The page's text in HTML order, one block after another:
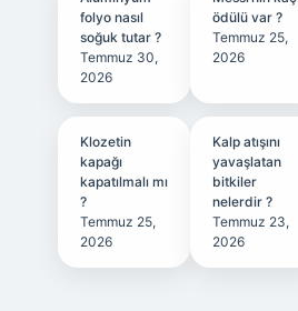
folyo nasıl
soğuk tutar ?
Temmuz 30,
2026
ödülü var ?
Temmuz 25,
2026
Klozetin
kapağı
kapatılmalı mı
?
Temmuz 25,
2026
Kalp atışını
yavaşlatan
bitkiler
nelerdir ?
Temmuz 23,
2026